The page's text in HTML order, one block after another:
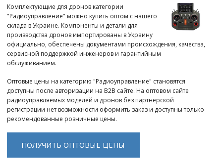
About Company
Обзоры
Категории
Бренды
Войти в B2B
Стать партнером
Комплектующие для дронов категории
"Радиоуправление" можно купить оптом с нашего
склада в Украине. Компоненты и детали для
производства дронов импортированы в Украину
официально, обеспечены документами происхождения, качества,
сервисной поддержкой инженеров и гарантийным
обслуживанием.
Оптовые цены на категорию "Радиоуправление" становятся
доступны после авторизации на B2B сайте. На оптовом сайте
радиоуправляемых моделей и дронов без партнерской
регистрации нет возможности оформить заказ и доступны только
рекомендованные розничные цены.
ПОЛУЧИТЬ ОПТОВЫЕ ЦЕНЫ